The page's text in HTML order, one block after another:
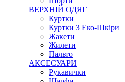
ВЕРХНІЙ ОДЯГ
Куртки
Куртки З Еко-Шкіри
Жакети
Жилети
Пальто
АКСЕСУАРИ
Рукавички